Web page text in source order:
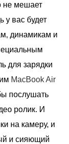
не мешает
у вас будет
динамикам и
для зарядки
MacBook Air
послушать
ролик. И
на камеру, и
и сияющий